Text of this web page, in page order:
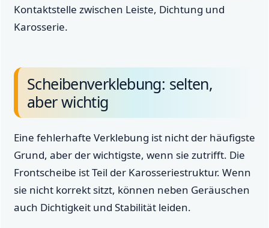
Kontaktstelle zwischen Leiste, Dichtung und
Karosserie.
Scheibenverklebung: selten,
aber wichtig
Eine fehlerhafte Verklebung ist nicht der häufigste
Grund, aber der wichtigste, wenn sie zutrifft. Die
Frontscheibe ist Teil der Karosseriestruktur. Wenn
sie nicht korrekt sitzt, können neben Geräuschen
auch Dichtigkeit und Stabilität leiden.